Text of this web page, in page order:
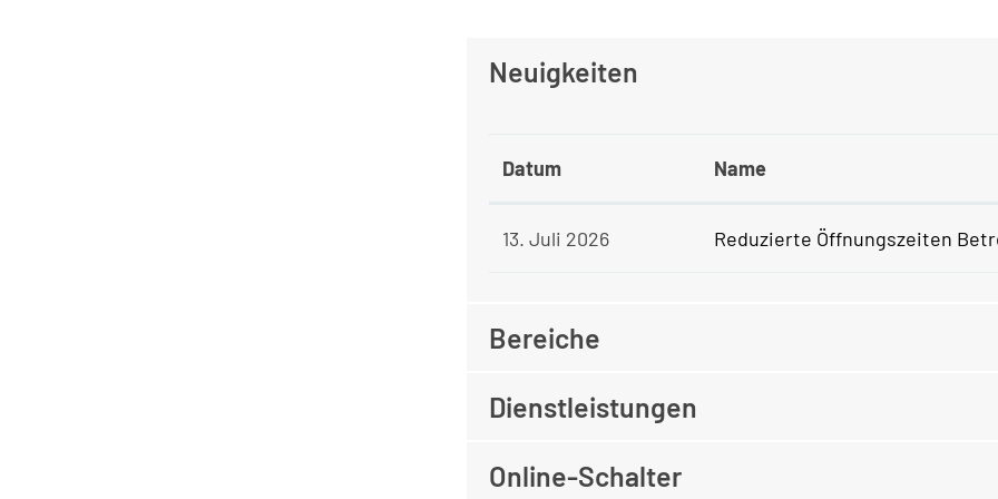
Neuigkeiten
Datum Name
13. Juli 2026 Reduzierte Öffnungszeiten
Bereiche
Dienstleistungen
Online-Schalter